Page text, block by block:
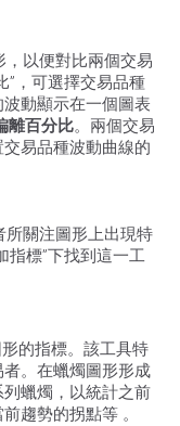
，以便對比兩個交易
”，可選擇交易品種
波動顯示在一個圖表
離百分比。兩個交易
易品種波動曲線的
所關注圖形上出現特
指標”下找到這一工
的指標。該工具特
。在蠟燭圖形形成
蠟燭，以統計之前
趨勢的拐點等 。